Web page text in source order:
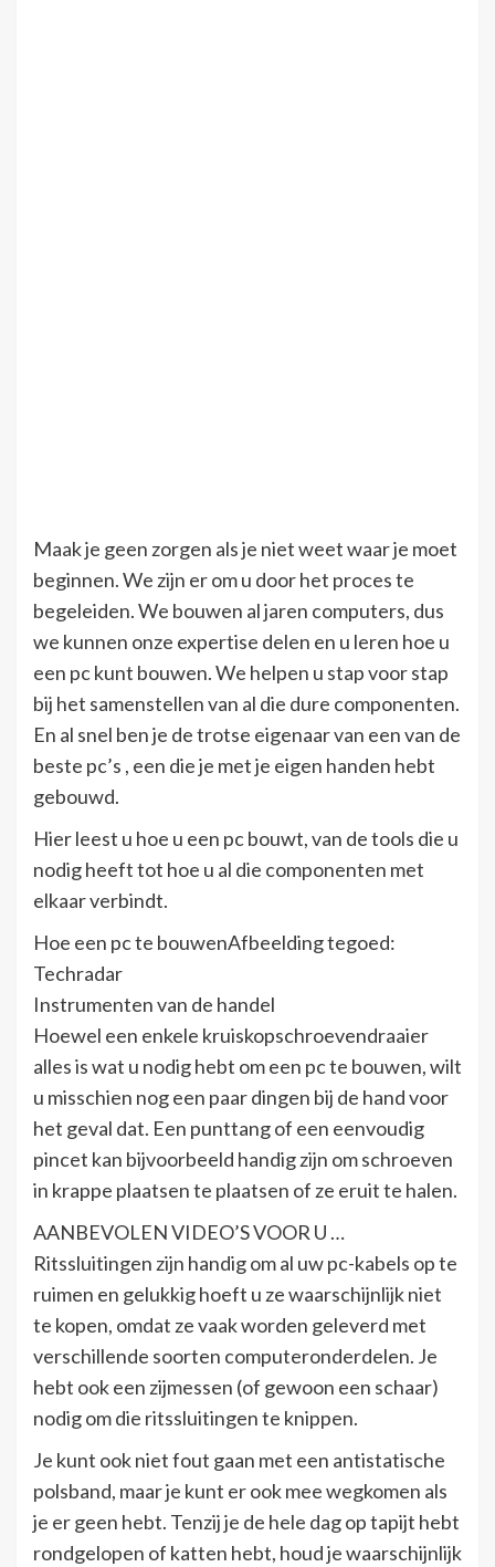
Maak je geen zorgen als je niet weet waar je moet
beginnen. We zijn er om u door het proces te
begeleiden. We bouwen al jaren computers, dus
we kunnen onze expertise delen en u leren hoe u
een pc kunt bouwen. We helpen u stap voor stap
bij het samenstellen van al die dure componenten.
En al snel ben je de trotse eigenaar van een van de
beste pc’s , een die je met je eigen handen hebt
gebouwd.
Hier leest u hoe u een pc bouwt, van de tools die u
nodig heeft tot hoe u al die componenten met
elkaar verbindt.
Hoe een pc te bouwenAfbeelding tegoed:
Techradar
Instrumenten van de handel
Hoewel een enkele kruiskopschroevendraaier
alles is wat u nodig hebt om een ​​pc te bouwen, wilt
u misschien nog een paar dingen bij de hand voor
het geval dat. Een punttang of een eenvoudig
pincet kan bijvoorbeeld handig zijn om schroeven
in krappe plaatsen te plaatsen of ze eruit te halen.
AANBEVOLEN VIDEO’S VOOR U …
Ritssluitingen zijn handig om al uw pc-kabels op te
ruimen en gelukkig hoeft u ze waarschijnlijk niet
te kopen, omdat ze vaak worden geleverd met
verschillende soorten computeronderdelen. Je
hebt ook een zijmessen (of gewoon een schaar)
nodig om die ritssluitingen te knippen.
Je kunt ook niet fout gaan met een antistatische
polsband, maar je kunt er ook mee wegkomen als
je er geen hebt. Tenzij je de hele dag op tapijt hebt
rondgelopen of katten hebt, houd je waarschijnlijk